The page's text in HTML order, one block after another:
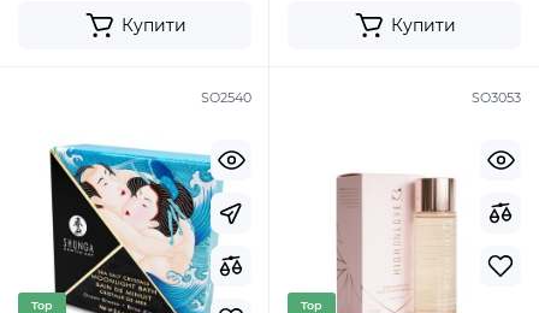
Купити Купити
SO2540
Top
SO3053
Top